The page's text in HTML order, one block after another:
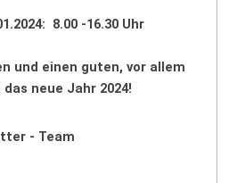
8.00 -16.30 Uhr
und einen guten, vor allem
neue Jahr 2024!
- Team